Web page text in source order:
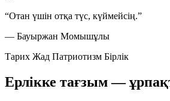
“Отан үшін отқа түс, күймейсің.”
— Бауыржан Момышұлы
Тарих Жад Патриотизм Бірлік
Ерлікке тағзым —